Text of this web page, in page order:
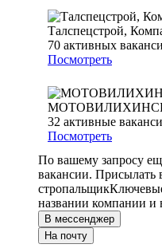
Талспецстрой,
70 активных
Посмотреть
32 активные
Посмотреть
По вашему запросу
вакансии. Присылать
стропальщик
названии компании и
В мессенджер
На почту